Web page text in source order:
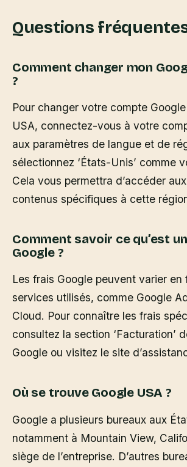
Questions
Comment changer mon
?
Pour changer votre compte
USA, connectez-vous à votre
aux paramètres de langue et de
sélectionnez ‘États-Unis’ comme
Cela vous permettra d’accéder
contenus spécifiques à cette
Comment savoir ce qu’est
Google ?
Les frais Google peuvent varier en
services utilisés, comme Google
Cloud. Pour connaître les frais
consultez la section ‘Facturation’
Google ou visitez le site
Où se trouve Google USA ?
Google a plusieurs bureaux aux
notamment à Mountain View,
siège de l’entreprise. D’autres